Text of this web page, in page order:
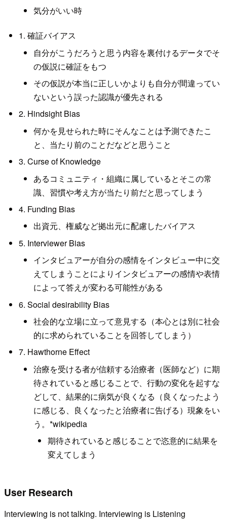
気分がいい時
1. 確証バイアス
自分がこうだろうと思う内容を裏付けるデータでそ
の仮説に確証をもつ
その仮説が本当に正しいかよりも自分が間違ってい
ないという誤った認識が優先される
2. Hindsight Bias
何かを見せられた時にそんなことは予測できたこ
と、当たり前のことだなどと思うこと
3. Curse of Knowledge
あるコミュニティ・組織に属しているとそこの常
識、習慣や考え方が当たり前だと思ってしまう
4. Funding Bias
出資元、権威など拠出元に配慮したバイアス
5. Interviewer Bias
インタビュアーが自分の感情をインタビュー中に交
えてしまうことによりインタビュアーの感情や表情
によって答えが変わる可能性がある
6. Social desirability Bias
社会的な立場に立って意見する（本心とは別に社会
的に求められていることを回答してしまう）
7. Hawthorne Effect
治療を受ける者が信頼する治療者（医師など）に期
待されていると感じることで、行動の変化を起すな
どして、結果的に病気が良くなる（良くなったよう
に感じる、良くなったと治療者に告げる）現象をい
う。*wikipedia
期待されていると感じることで恣意的に結果を
変えてしまう
User Research
Interviewing is not talking. Interviewing is Listening